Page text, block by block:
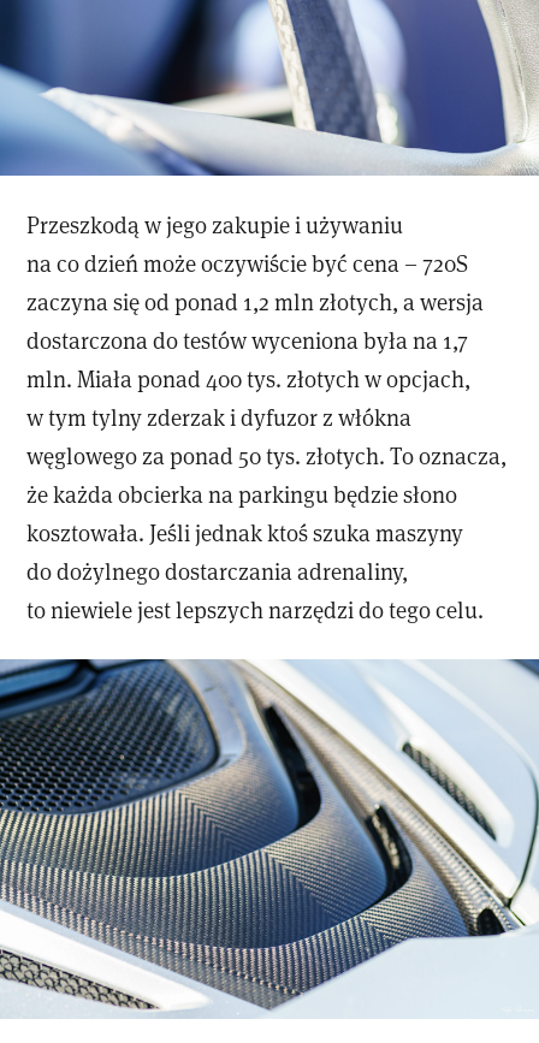
Przeszkodą w jego zakupie i używaniu
na co dzień może oczywiście być cena – 720S
zaczyna się od ponad 1,2 mln złotych, a wersja
dostarczona do testów wyceniona była na 1,7
mln. Miała ponad 400 tys. złotych w opcjach,
w tym tylny zderzak i dyfuzor z włókna
węglowego za ponad 50 tys. złotych. To oznacza,
że każda obcierka na parkingu będzie słono
kosztowała. Jeśli jednak ktoś szuka maszyny
do dożylnego dostarczania adrenaliny,
to niewiele jest lepszych narzędzi do tego celu.